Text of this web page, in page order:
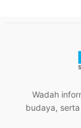
Wadah
budaya,